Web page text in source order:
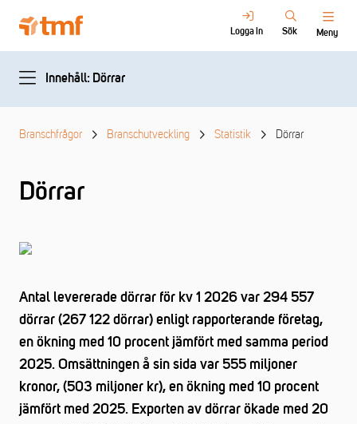
Logga in Sök Meny
Innehåll: Dörrar
Branschfrågor Branschutveckling Statistik Dörrar
Dörrar
Antal levererade dörrar för kv 1 2026 var 294 557
dörrar (267 122 dörrar) enligt rapporterande företag,
en ökning med 10 procent jämfört med samma period
2025. Omsättningen å sin sida var 555 miljoner
kronor, (503 miljoner kr), en ökning med 10 procent
jämfört med 2025. Exporten av dörrar ökade med 20